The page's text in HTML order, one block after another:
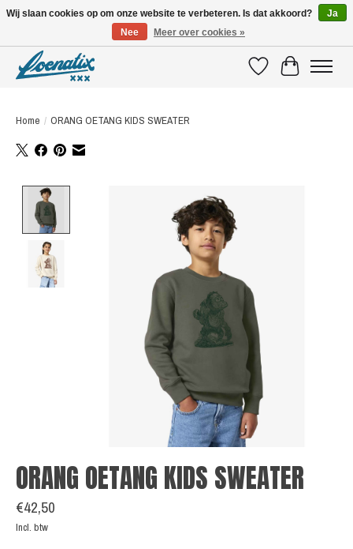
VerlanglijstWinkelwagen
Home / ORANG OETANG KIDS SWEATER
Product image slideshow Items
ORANG OETANG KIDS SWEATER
€42,50
Incl. btw
Wij slaan cookies op om onze website te verbeteren. Is dat akkoord?
Ja
Nee
Meer over cookies »